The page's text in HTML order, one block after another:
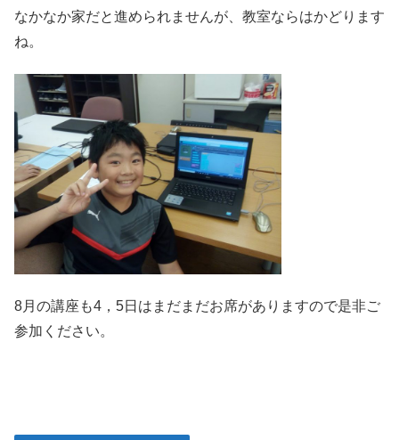
なかなか家だと進められませんが、教室ならはかどります
ね。
8月の講座も4，5日はまだまだお席がありますので是非ご
参加ください。